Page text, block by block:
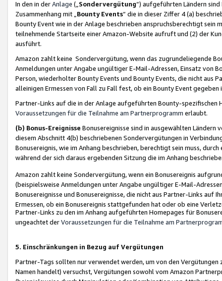
In den in derAnlage („ Sondervergütung“) aufgeführten Ländern
Zusammenhang mit „ Bounty Events“ die in dieser Ziffer 4 (a)
Bounty Event wie in der Anlage beschrieben anspruchsberechtigt sein
teilnehmende Startseite einer Amazon-Website aufruft und (2) der
ausführt.
Amazon zahlt keine Sondervergütung, wenn das zugrundeliegende
Anmeldungen unter Angabe ungültiger E-Mail-Adressen, Einsatz von
Person, wiederholter Bounty Events und Bounty Events, die nicht
alleinigen Ermessen von Fall zu Fall fest, ob ein Bounty Event
Partner-Links auf die in der Anlage aufgeführten Bounty-spezifischen
Voraussetzungen für die Teilnahme am Partnerprogramm erlaubt.
(b) Bonus-Ereignisse Bonusereignisse sind in ausgewählten Ländern
diesem Abschnitt 4(b) beschriebenen Sondervergütungen in
Bonusereignis, wie im Anhang beschrieben, berechtigt sein muss,
während der sich daraus ergebenden Sitzung die im Anhang
Amazon zahlt keine Sondervergütung, wenn ein Bonusereignis
(beispielsweise Anmeldungen unter Angabe ungültiger E-Mail-
Bonusereignisse und Bonusereignisse, die nicht aus Partner-Links auf
Ermessen, ob ein Bonusereignis stattgefunden hat oder ob eine
Partner-Links zu den im Anhang aufgeführten Homepages für
ungeachtet derVoraussetzungen für die Teilnahme am
5. Einschränkungen in Bezug auf Vergütungen
Partner-Tags sollten nur verwendet werden, um von den
Namen handelt) versuchst, Vergütungen sowohl vom Amazon